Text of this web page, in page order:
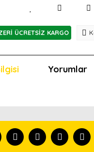
ÜCRETSİZ KARGO
Yorumlar
tanısın.
tarafımıza
önerileriniz için teşekkür